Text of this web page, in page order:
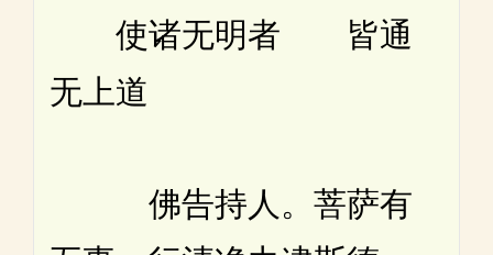
使诸无明者 皆通
无上道
佛告持人。菩萨有